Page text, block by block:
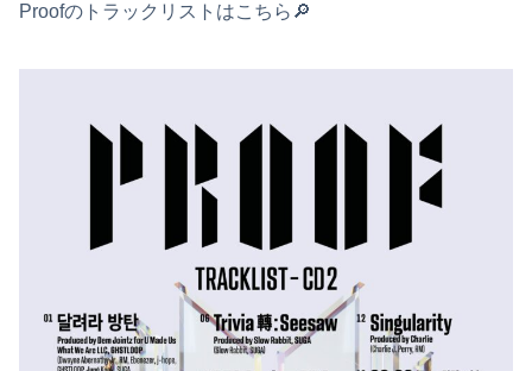
Proofのトラックリストはこちら🔎